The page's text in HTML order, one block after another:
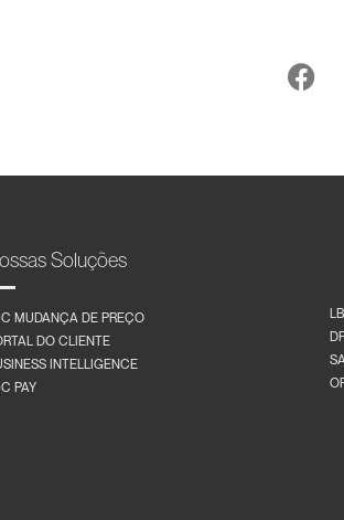
Soluções
MUDANÇA DE PREÇO
DO CLIENTE
INTELLIGENCE
PAY